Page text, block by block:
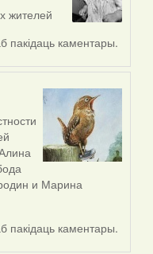
жителей
пакідаць каментары.
и Марина
пакідаць каментары.